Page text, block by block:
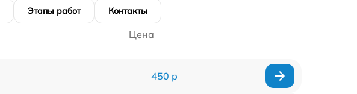
Этапы работ Контакты
Цена
450 р